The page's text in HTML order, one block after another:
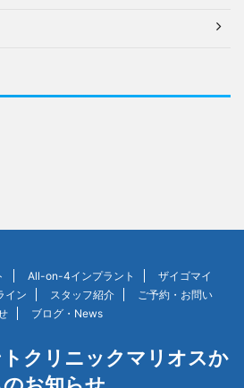
All-on-4インプラント
ザイゴマイ
イン スタッフ紹介
ご予約・お問い
ブログ・News
クリニックマリオスか